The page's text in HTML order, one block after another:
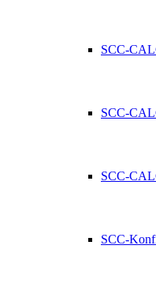
SCC-
SCC-
SCC-
SCC-